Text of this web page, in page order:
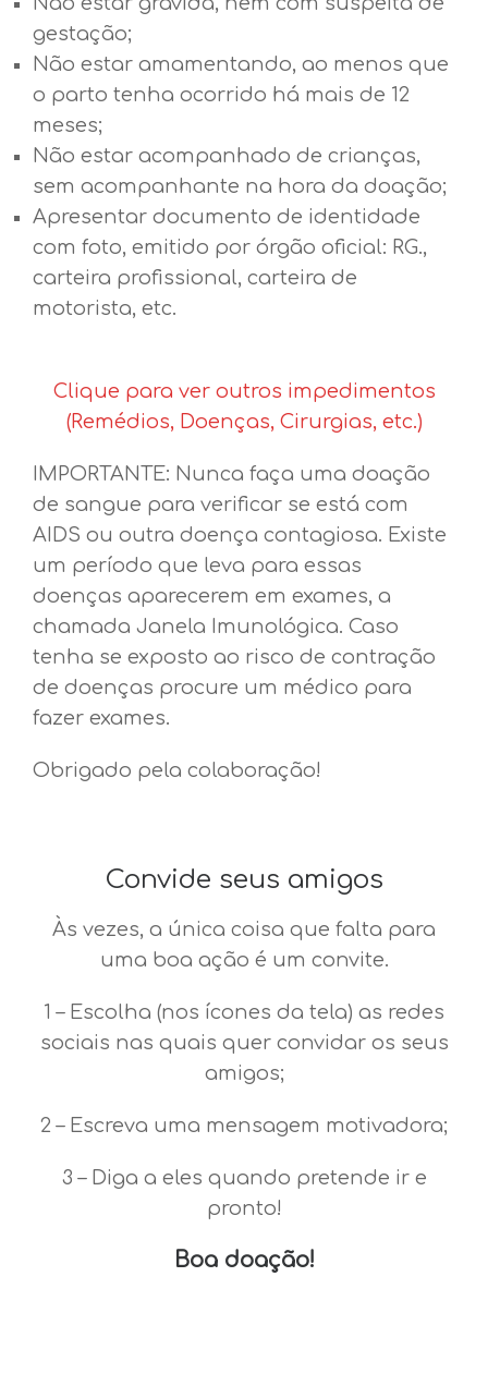
gestação;
Não estar amamentando, ao menos que
o parto tenha ocorrido há mais de 12
meses;
Não estar acompanhado de crianças,
sem acompanhante na hora da doação;
Apresentar documento de identidade
com foto, emitido por órgão oficial: RG.,
carteira profissional, carteira de
motorista, etc.
Clique para ver outros impedimentos
(Remédios, Doenças, Cirurgias, etc.)
IMPORTANTE: Nunca faça uma doação
de sangue para verificar se está com
AIDS ou outra doença contagiosa. Existe
um período que leva para essas
doenças aparecerem em exames, a
chamada Janela Imunológica. Caso
tenha se exposto ao risco de contração
de doenças procure um médico para
fazer exames.
Obrigado pela colaboração!
Convide seus amigos
Às vezes, a única coisa que falta para
uma boa ação é um convite.
1 – Escolha (nos ícones da tela) as redes
sociais nas quais quer convidar os seus
amigos;
2 – Escreva uma mensagem motivadora;
3 – Diga a eles quando pretende ir e
pronto!
Boa doação!